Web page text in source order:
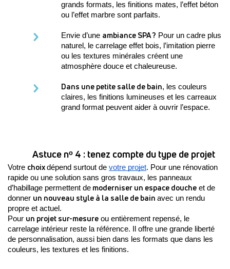
grands formats, les finitions mates, l’effet béton
ou l’effet marbre sont parfaits.
Envie d’une ambiance SPA ? Pour un cadre plus
naturel, le carrelage effet bois, l’imitation pierre
ou les textures minérales créent une
atmosphère douce et chaleureuse.
Dans une petite salle de bain, les couleurs
claires, les finitions lumineuses et les carreaux
grand format peuvent aider à ouvrir l’espace.
Astuce nᵒ 4 : tenez compte du type de projet
Votre choix dépend surtout de votre projet. Pour une rénovation
rapide ou une solution sans gros travaux, les panneaux
d’habillage permettent de moderniser un espace douche et de
donner un nouveau style à la salle de bain avec un rendu
propre et actuel.
Pour un projet sur-mesure ou entièrement repensé, le
carrelage intérieur reste la référence. Il offre une grande liberté
de personnalisation, aussi bien dans les formats que dans les
couleurs, les textures et les finitions.